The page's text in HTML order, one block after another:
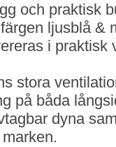
och praktisk
ljusblå &
i praktisk
stora
på båda
dyna